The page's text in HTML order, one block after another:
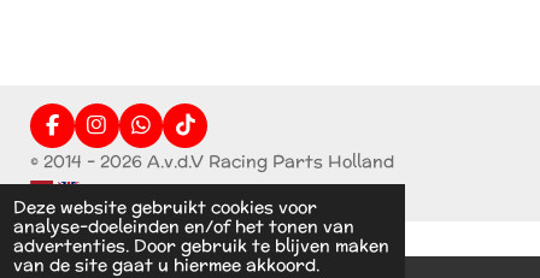
Deze website gebruikt cookies voor
analyse-doeleinden en/of het tonen van
advertenties. Door gebruik te blijven maken
van de site gaat u hiermee akkoord.
F
a
c
e
b
o
o
k
I
n
s
t
a
g
r
a
W
h
a
t
s
A
p
p
T
i
k
T
o
k
© 2014 - 2026 A.v.d.V Racing Parts Holland